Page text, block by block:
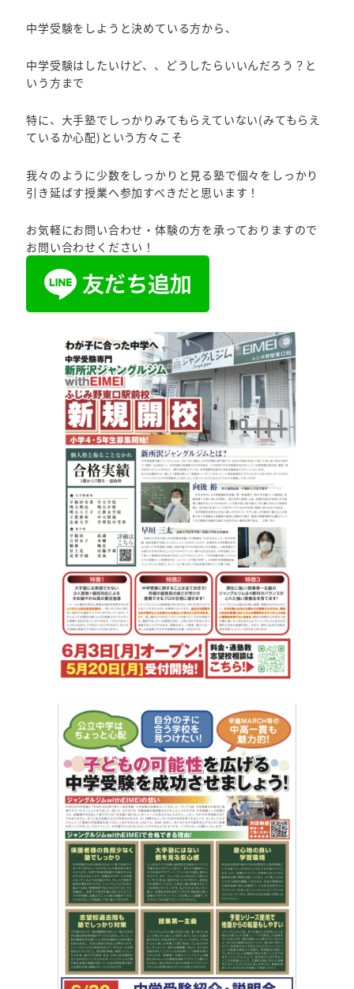
中学受験をしようと決めている方から、
中学受験はしたいけど、、どうしたらいいんだろう？と
いう方まで
特に、大手塾でしっかりみてもらえていない(みてもらえ
ているか心配)という方々こそ
我々のように少数をしっかりと見る塾で個々をしっかり
引き延ばす授業へ参加すべきだと思います！
お気軽にお問い合わせ・体験の方を承っておりますので
お問い合わせください！